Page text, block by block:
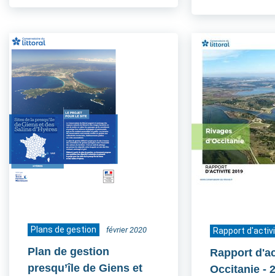
Plans de gestion février 2020
Plan de gestion
presqu’île de Giens et
Rapport
Rapport
Occitanie -